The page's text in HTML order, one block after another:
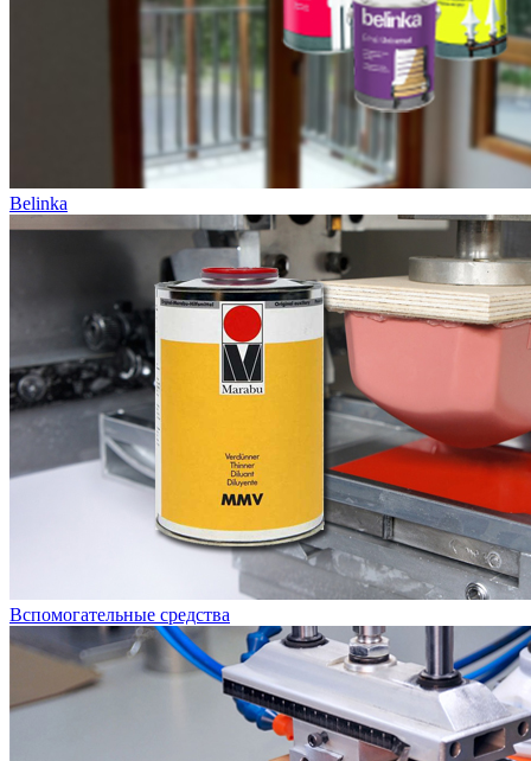
Belinka
Вспомогательные средства